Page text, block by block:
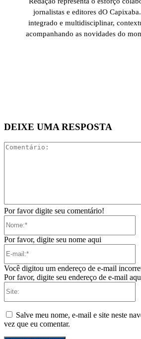
jornalistas e editores dO
integrado e multidisciplinar,
acompanhando as novidades do
DEIXE UMA RESPOSTA
Por favor digite seu comentário!
Por favor, digite seu nome aqui
Você digitou um endereço de e-mail
Por favor, digite seu endereço de e-mail
Salve meu nome, e-mail e site neste
vez que eu comentar.